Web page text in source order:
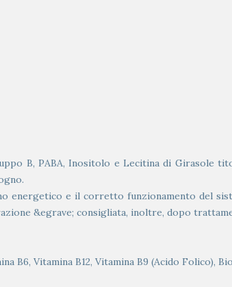
B, PABA, Inositolo e Lecitina di
energetico e il corretto funzionamento del
&egrave; consigliata, inoltre, dopo
B6, Vitamina B12, Vitamina B9 (Acido